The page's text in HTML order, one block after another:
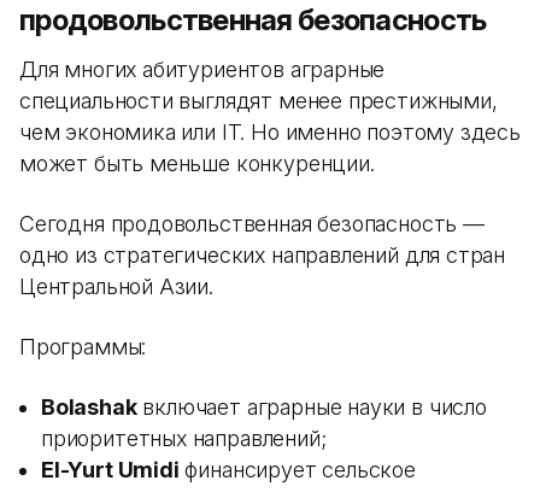
продовольственная безопасность
Для многих абитуриентов аграрные
специальности выглядят менее престижными,
чем экономика или IT. Но именно поэтому здесь
может быть меньше конкуренции.
Сегодня продовольственная безопасность —
одно из стратегических направлений для стран
Центральной Азии.
Программы:
Bolashakвключает аграрные науки в число
приоритетных направлений;
El-Yurt Umidi финансирует сельское